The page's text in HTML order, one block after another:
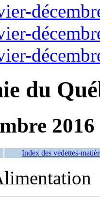
du
2016
Index des vedettes-